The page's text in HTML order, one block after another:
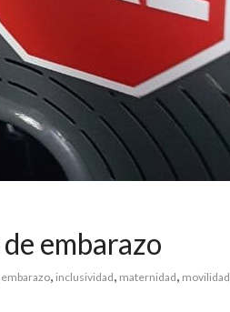
embarazo
embarazo, inclusividad, maternidad, movilidad
trilogía de un espacio-
2023